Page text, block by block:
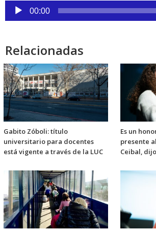
Reproductor
de
00:00
Relacionadas
Gabito Zóboli: título
universitario para docentes
está vigente a través de la LUC
Es un
presente
Ceibal,